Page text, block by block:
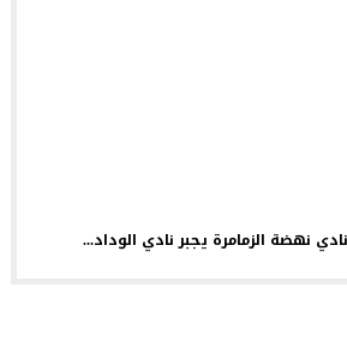
نهضة الزمامرة يجبر نادي الوداد...